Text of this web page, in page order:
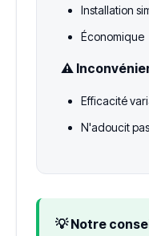
Installation
Économique
⚠️
Efficacité
N'adoucit
💡 Notre